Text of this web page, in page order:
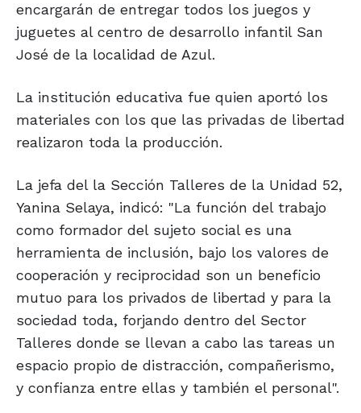
encargarán de entregar todos los juegos y
juguetes al centro de desarrollo infantil San
José de la localidad de Azul.
La institución educativa fue quien aportó los
materiales con los que las privadas de libertad
realizaron toda la producción.
La jefa del la Sección Talleres de la Unidad 52,
Yanina Selaya, indicó: "La función del trabajo
como formador del sujeto social es una
herramienta de inclusión, bajo los valores de
cooperación y reciprocidad son un beneficio
mutuo para los privados de libertad y para la
sociedad toda, forjando dentro del Sector
Talleres donde se llevan a cabo las tareas un
espacio propio de distracción, compañerismo,
y confianza entre ellas y también el personal".